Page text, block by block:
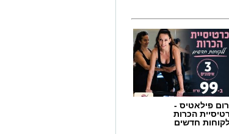
אלעד חסין (46) יאמן בעונת המשחקים הקרובה 2026/2027 את מכבי קבוצת כנען
האחרונות.
פילאטיס -
הכרות
חדשים